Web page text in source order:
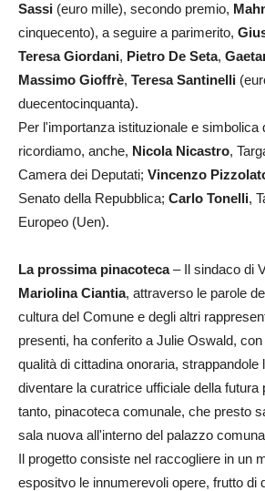
Sassi (euro mille), secondo premio,
cinquecento), a seguire a parimerito,
Teresa Giordani, Pietro De Seta,
Massimo Gioffrè, Teresa Santinelli
duecentocinquanta).
Per l'importanza istituzionale e simbolica
ricordiamo, anche, Nicola Nicastro,
Camera dei Deputati; Vincenzo
Senato della Repubblica; Carlo Tonelli,
Europeo (Uen).
La prossima pinacoteca– Il sindaco di
Mariolina Ciantia, attraverso le parole
cultura del Comune e degli altri
presenti, ha conferito a Julie Oswald,
qualità di cittadina onoraria, strappandole
diventare la curatrice ufficiale della
tanto, pinacoteca comunale, che presto
sala nuova all'interno del palazzo
Il progetto consiste nel raccogliere in un
espositvo le innumerevoli opere, frutto di